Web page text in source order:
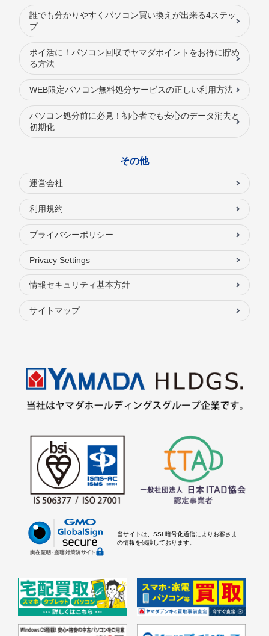
誰でも分かりやすくパソコン買い換えが出来る4ステッ
プ
ポイ活に！パソコン回収でヤマダポイントをお得に貯め
る方法
WEB限定パソコン無料処分サービスの正しい利用方法
パソコン処分前に必見！初心者でも安心のデータ消去と
初期化
その他
運営会社
利用規約
プライバシーポリシー
Privacy Settings
情報セキュリティ基本方針
サイトマップ
当サイトは、SSL暗号化通信によりお客さま
の情報を保護しております。